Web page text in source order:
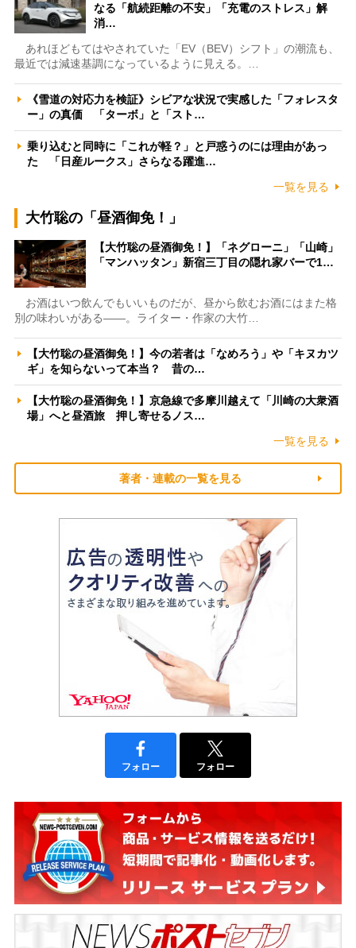
なる「航続距離の不安」「充電のストレス」解
消…
あれほどもてはやされていた「EV（BEV）シフト」の潮流も、
最近では減速基調になっているように見える。…
《雪道の対応力を検証》シビアな状況で実感した「フォレスタ
ー」の真価 「ターボ」と「スト…
乗り込むと同時に「これが軽？」と戸惑うのには理由があっ
た 「日産ルークス」さらなる躍進…
一覧を見る
大竹聡の「昼酒御免！」
【大竹聡の昼酒御免！】「ネグローニ」「山崎」
「マンハッタン」新宿三丁目の隠れ家バーで1…
お酒はいつ飲んでもいいものだが、昼から飲むお酒にはまた格
別の味わいがある――。ライター・作家の大竹…
【大竹聡の昼酒御免！】今の若者は「なめろう」や「キヌカツ
ギ」を知らないって本当？ 昔の…
【大竹聡の昼酒御免！】京急線で多摩川越えて「川崎の大衆酒
場」へと昼酒旅 押し寄せるノス…
一覧を見る
著者・連載の一覧を見る
フォロー フォロー